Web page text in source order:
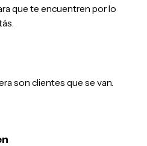
que te encuentren por lo
son clientes que se van.